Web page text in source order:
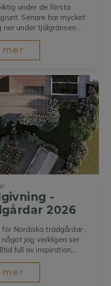
under de första
Senare har mycket
under tjälgränsen.Vill
tid att skydda dem
bli varmare och
mer
-
2026
Nordiska trädgårdar ,
jag verkligen ser
full av inspiration,
Under
att förboka
med mig på plats .
mer